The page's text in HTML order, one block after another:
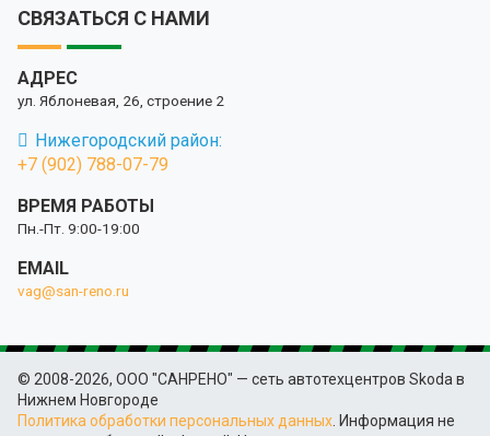
СВЯЗАТЬСЯ С НАМИ
АДРЕС
ул. Яблоневая, 26, строение 2
Нижегородский район:
+7 (902) 788-07-79
ВРЕМЯ РАБОТЫ
Пн.-Пт. 9:00-19:00
EMAIL
vag@san-reno.ru
© 2008-2026, ООО "САНРЕНО" — сеть автотехцентров Skoda в
Нижнем Новгороде
Политика обработки персональных данных. Информация не